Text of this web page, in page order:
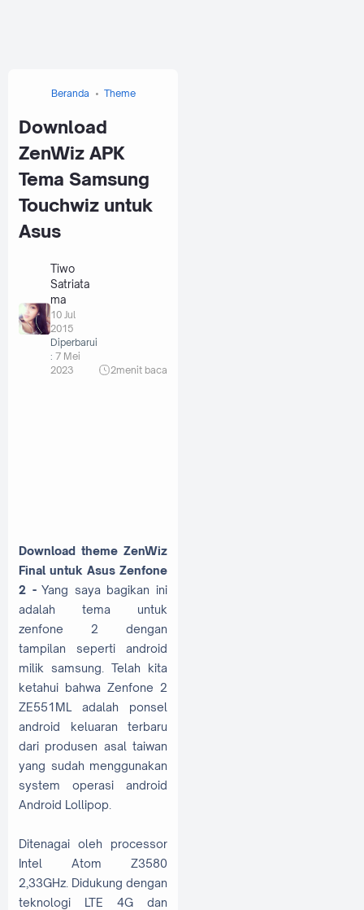
Beranda Theme
Download
ZenWiz APK
Tema Samsung
Touchwiz untuk
Asus
Tiwo
Satriata
ma
10 Jul
2015
Diperbarui
: 7 Mei
2023
2menit baca
Download theme ZenWiz
Final untuk Asus Zenfone
2 -Yang saya bagikan ini
adalah tema untuk
zenfone 2 dengan
tampilan seperti android
milik samsung. Telah kita
ketahui bahwa Zenfone 2
ZE551ML adalah ponsel
android keluaran terbaru
dari produsen asal taiwan
yang sudah menggunakan
system operasi android
Android Lollipop.
Ditenagai oleh processor
Intel Atom Z3580
2,33GHz. Didukung dengan
teknologi LTE 4G dan